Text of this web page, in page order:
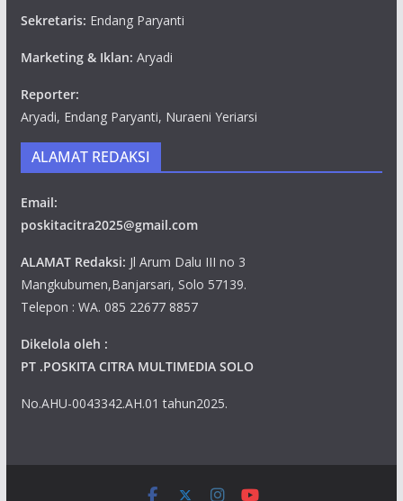
Sekretaris: Endang Paryanti
Marketing & Iklan: Aryadi
Reporter:
Aryadi, Endang Paryanti, Nuraeni Yeriarsi
ALAMAT REDAKSI
Email:
poskitacitra2025@gmail.com
ALAMAT Redaksi: Jl Arum Dalu III no 3
Mangkubumen,Banjarsari, Solo 57139.
Telepon : WA. 085 22677 8857
Dikelola oleh :
PT .POSKITA CITRA MULTIMEDIA SOLO
No.AHU-0043342.AH.01 tahun2025.